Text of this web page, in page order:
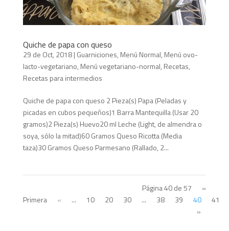
Quiche de papa con queso
29 de Oct, 2018| Guarniciones, Menú Normal, Menú ovo-
lacto-vegetariano, Menú vegetariano-normal, Recetas,
Recetas para intermedios
Quiche de papa con queso 2 Pieza(s) Papa (Peladas y
picadas en cubos pequeños)1 Barra Mantequilla (Usar 20
gramos)2 Pieza(s) Huevo20 ml Leche (Light, de almendra o
soya, sólo la mitad)60 Gramos Queso Ricotta (Media
taza)30 Gramos Queso Parmesano (Rallado, 2...
Página 40 de 57
«
Primera
« ... 10 20 30 ... 38 39 40
41
»